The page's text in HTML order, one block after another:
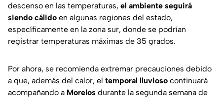
descenso en las temperaturas, el ambiente seguirá
siendo cálido en algunas regiones del estado,
específicamente en la zona sur, donde se podrían
registrar temperaturas máximas de 35 grados.
Por ahora, se recomienda extremar precauciones debido
a que, además del calor, el temporal lluvioso continuará
acompañando a Morelos durante la segunda semana de